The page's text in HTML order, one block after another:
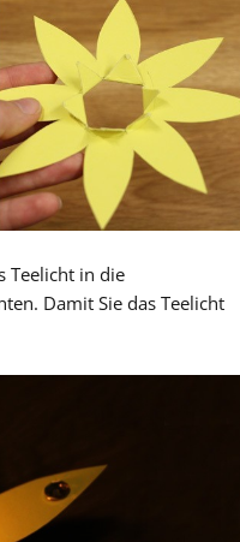
Teelicht in die
Damit Sie das Teelicht